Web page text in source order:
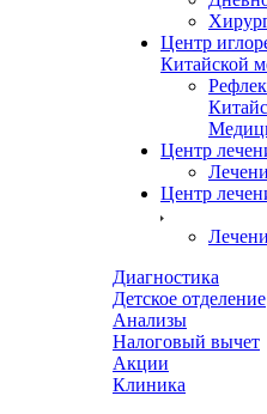
Центр
Китайской
Центр
Центр
Диагностика
Детское отделение
Анализы
Налоговый вычет
Акции
Клиника